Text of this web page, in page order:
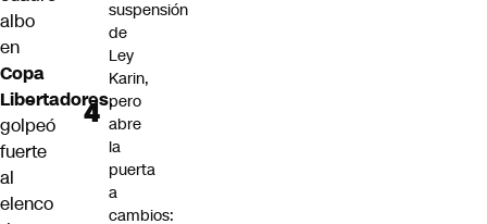
albo
en
Copa
Libertadores,
golpeó
fuerte
al
elenco
suspensión
de
Ley
Karin,
pero
abre
la
puerta
a
cambios: